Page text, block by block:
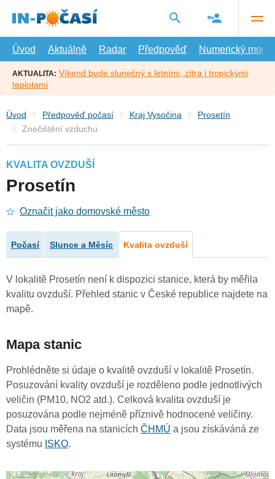
hlavní
Úvod
Aktuálně Radar Předpověď Numerický model
AKTUALITA: Víkend bude slunečný s letními, zítra i tropickými
teplotami
Úvod Předpověď počasí Kraj Vysočina
Prosetín
Znečištění vzduchu
KVALITA OVZDUŠÍ
Prosetín
Označit jako domovské město
Počasí Slunce a Měsíc Kvalita ovzduší
V lokalitě Prosetín není k dispozici stanice, která by měřila
kvalitu ovzduší. Přehled stanic v České republice najdete na
mapě.
Mapa stanic
Prohlédněte si údaje o kvalitě ovzduší v lokalitě Prosetín.
Posuzování kvality ovzduší je rozděleno podle jednotlivých
veličin (PM10, NO2 atd.). Celková kvalita ovzduší je
posuzována podle nejméně příznivě hodnocené veličiny.
Data jsou měřena na stanicích ČHMÚ a jsou získáváná ze
systému ISKO.